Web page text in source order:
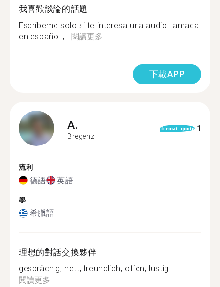
我喜歡談論的話題
Escríbeme solo si te interesa una audio llamada
en español ,...閱讀更多
下載APP
A.
Bregenz
format_quote 1
流利
德語 英語
學
希臘語
理想的對話交換夥伴
gesprächig, nett, freundlich, offen, lustig.....
閱讀更多